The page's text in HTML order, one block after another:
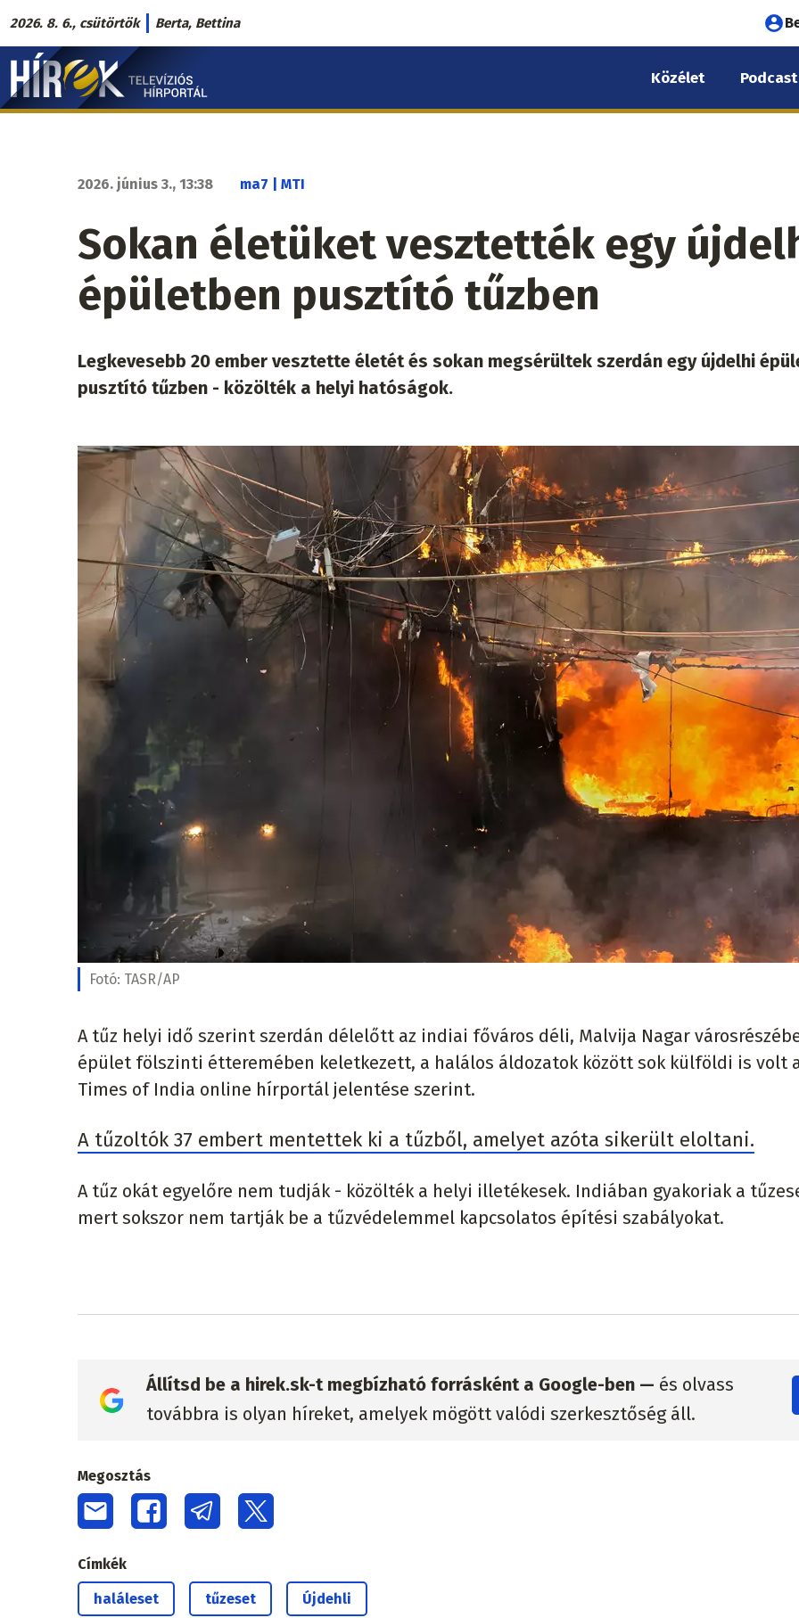
Ugrás
a
tartalomra
2026. 8. 6., csütörtök Berta, Bettina
Hírek.sk
fő
Közélet Podcast
2026. június 3., 13:38 ma7 | MTI
Sokan életüket vesztették egy
épületben pusztító tűzben
Legkevesebb 20 ember vesztette életét és sokan megsérültek szerdán egy újdelhi
pusztító tűzben - közölték a helyi hatóságok.
Fotó: TASR/AP
A tűz helyi idő szerint szerdán délelőtt az indiai főváros déli, Malvija Nagar
épület fölszinti étteremében keletkezett, a halálos áldozatok között sok külföldi is volt
Times of India online hírportál jelentése szerint.
A tűzoltók 37 embert mentettek ki a tűzből, amelyet azóta sikerült eloltani.
A tűz okát egyelőre nem tudják - közölték a helyi illetékesek. Indiában gyakoriak a
mert sokszor nem tartják be a tűzvédelemmel kapcsolatos építési szabályokat.
Állítsd be a hirek.sk-t megbízható forrásként a Google-ben — és olvass
továbbra is olyan híreket, amelyek mögött valódi szerkesztőség áll.
Megosztás
Címkék
haláleset tűzeset Újdehli